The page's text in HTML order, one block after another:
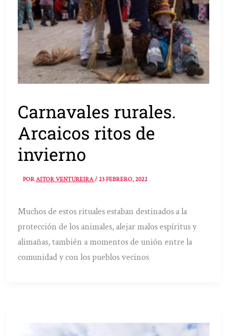
Carnavales rurales.
Arcaicos ritos de
invierno
PORAITOR VENTUREIRA/23 FEBRERO, 2022
Muchos de estos rituales estaban destinados a la
protección de los animales, alejar malos espíritus y
alimañas, también a momentos de unión entre la
comunidad y con los pueblos vecinos